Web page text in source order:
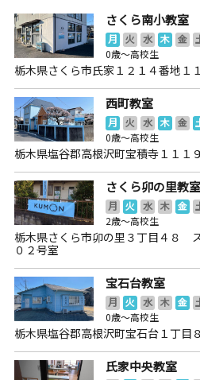
さくら南小教室
月 火 水 木 金
0歳～高校生
栃木県さくら市氏家１２１４番地１１
西町教室
月 火 水 木 金
0歳～高校生
栃木県塩谷郡高根沢町宝積寺１１１
さくら卯の里教室
月 火 水 木 金
2歳～高校生
栃木県さくら市卯の里３丁目４８
０２号室
宝石台教室
月 火 水 木 金
0歳～高校生
栃木県塩谷郡高根沢町宝石台１丁目
氏家中央教室